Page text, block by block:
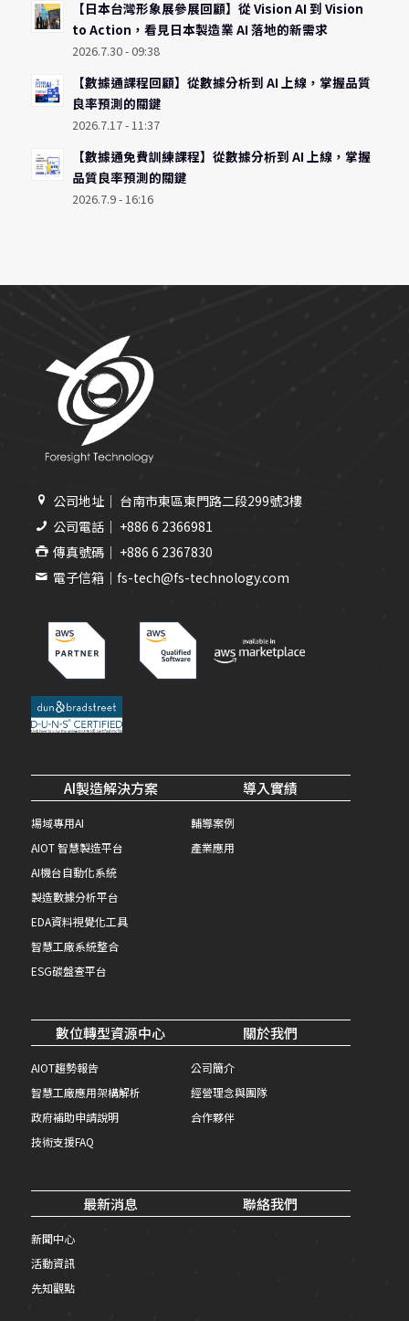
【日本台灣形象展參展回顧】從 Vision AI 到 Vision
to Action，看見日本製造業 AI 落地的新需求
2026.7.30 - 09:38
【數據通課程回顧】從數據分析到 AI 上線，掌握品質
良率預測的關鍵
2026.7.17 - 11:37
【數據通免費訓練課程】從數據分析到 AI 上線，掌握
品質良率預測的關鍵
2026.7.9 - 16:16
公司地址｜ 台南市東區東門路二段299號3樓
公司電話｜ +886 6 2366981
傳真號碼｜ +886 6 2367830
電子信箱｜fs-tech@fs-technology.com
AI製造解決方案
場域專用AI
AIOT 智慧製造平台
AI機台自動化系統
製造數據分析平台
EDA資料視覺化工具
智慧工廠系統整合
ESG碳盤查平台
導入實績
輔導案例
產業應用
數位轉型資源中心
AIOT趨勢報告
智慧工廠應用架構解析
政府補助申請說明
技術支援FAQ
關於我們
公司簡介
經營理念與團隊
合作夥伴
最新消息
新聞中心
活動資訊
先知觀點
聯絡我們